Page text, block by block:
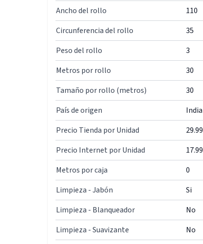
Ancho del rollo
110
Circunferencia del rollo
35
Peso del rollo
3
Metros por rollo
30
Tamaño por rollo (metros)
30
País de origen
India
Precio Tienda por Unidad
29.99
Precio Internet por Unidad
17.99
Metros por caja
0
Limpieza - Jabón
Si
Limpieza - Blanqueador
No
Limpieza - Suavizante
No